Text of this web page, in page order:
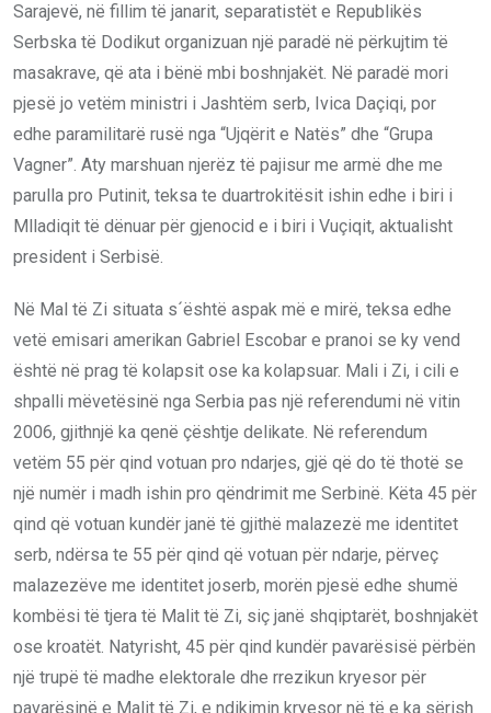
Sarajevë, në fillim të janarit, separatistët e Republikës
Serbska të Dodikut organizuan një paradë në përkujtim të
masakrave, që ata i bënë mbi boshnjakët. Në paradë mori
pjesë jo vetëm ministri i Jashtëm serb, Ivica Daçiqi, por
edhe paramilitarë rusë nga “Ujqërit e Natës” dhe “Grupa
Vagner”. Aty marshuan njerëz të pajisur me armë dhe me
parulla pro Putinit, teksa te duartrokitësit ishin edhe i biri i
Mlladiqit të dënuar për gjenocid e i biri i Vuçiqit, aktualisht
president i Serbisë.
Në Mal të Zi situata s´është aspak më e mirë, teksa edhe
vetë emisari amerikan Gabriel Escobar e pranoi se ky vend
është në prag të kolapsit ose ka kolapsuar. Mali i Zi, i cili e
shpalli mëvetësinë nga Serbia pas një referendumi në vitin
2006, gjithnjë ka qenë çështje delikate. Në referendum
vetëm 55 për qind votuan pro ndarjes, gjë që do të thotë se
një numër i madh ishin pro qëndrimit me Serbinë. Këta 45 për
qind që votuan kundër janë të gjithë malazezë me identitet
serb, ndërsa te 55 për qind që votuan për ndarje, përveç
malazezëve me identitet joserb, morën pjesë edhe shumë
kombësi të tjera të Malit të Zi, siç janë shqiptarët, boshnjakët
ose kroatët. Natyrisht, 45 për qind kundër pavarësisë përbën
një trupë të madhe elektorale dhe rrezikun kryesor për
pavarësinë e Malit të Zi, e ndikimin kryesor në të e ka sërish